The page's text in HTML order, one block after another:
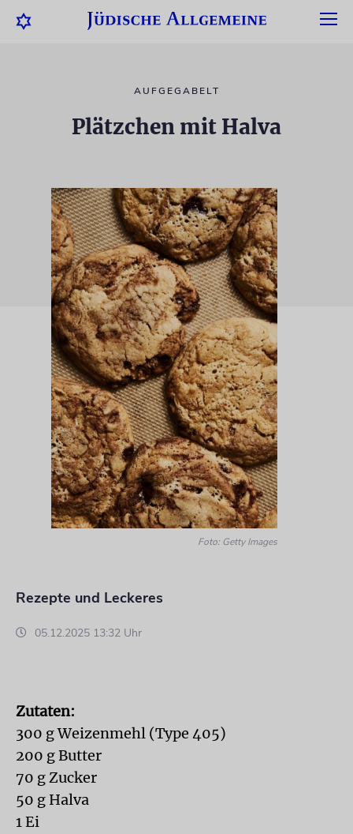
AUFGEGABELT
Plätzchen mit Halva
Foto: Getty Images
Rezepte und Leckeres
05.12.2025 13:32 Uhr
Zutaten:
300 g Weizenmehl (Type 405)
200 g Butter
70 g Zucker
50 g Halva
1 Ei